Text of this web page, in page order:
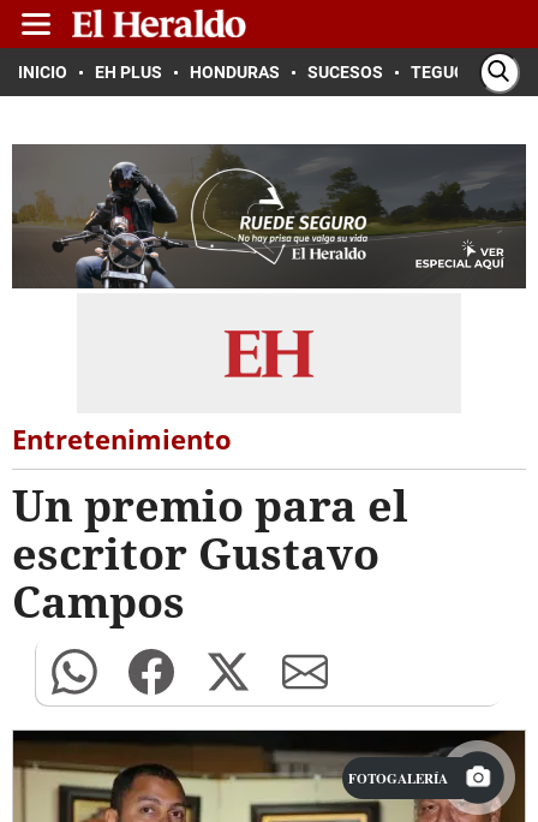
INICIO EH PLUS HONDURAS SUCESOS TEGUCIGALPA
Entretenimiento
Un premio para el
escritor Gustavo
Campos
FOTOGALERÍA